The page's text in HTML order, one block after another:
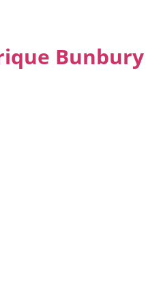
Bunbury